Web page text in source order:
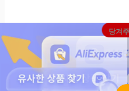
당겨주세요!